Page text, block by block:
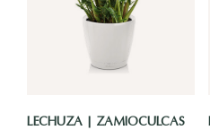
LECHUZA | ZAMIOCULCAS